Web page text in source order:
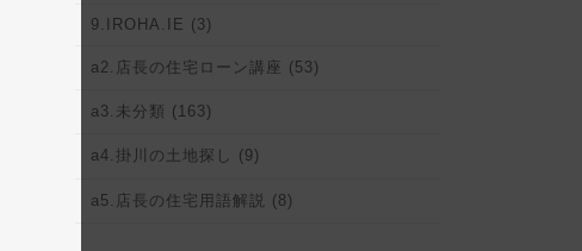
9.IROHA.IE (3)
a2.店長の住宅ローン講座 (53)
a3.未分類 (163)
a4.掛川の土地探し (9)
a5.店長の住宅用語解説 (8)